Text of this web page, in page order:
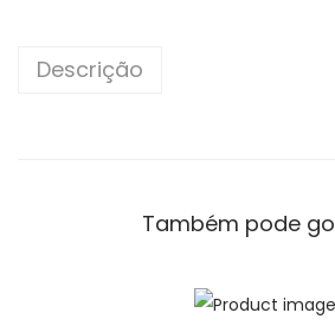
Descrição
Também pode